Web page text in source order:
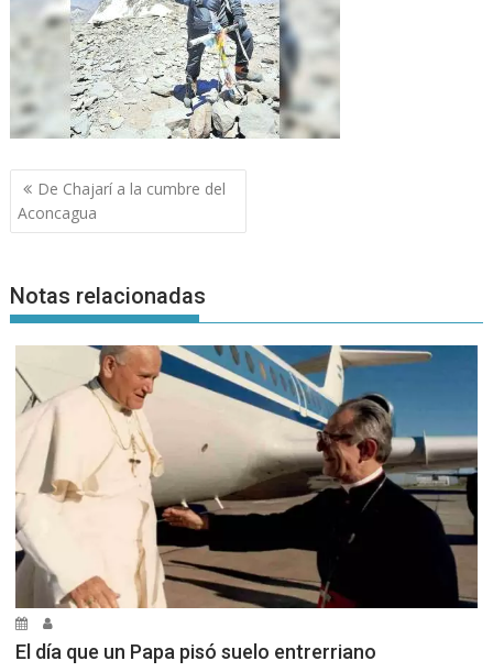
Navegación
de
entradas
De Chajarí a la cumbre del
Aconcagua
Notas relacionadas
El día que un Papa pisó suelo entrerriano